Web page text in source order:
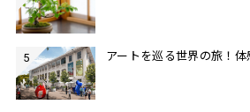
アートを巡る世界の旅！